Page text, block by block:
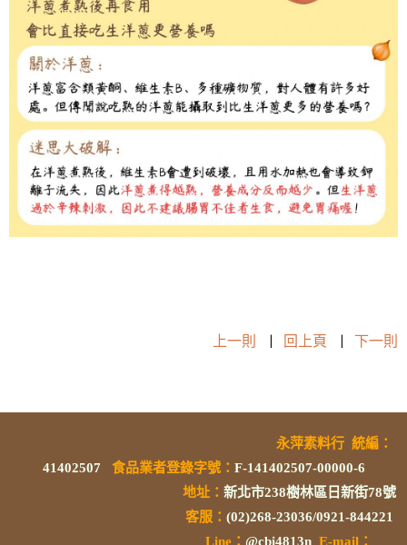
上一則 | 回上頁 | 下一則
永萍素料行 統編 ：
41402507
食品業者登錄字號： F-141402507-00000-6
地址： 新北市238樹林區日新街78號
客服： (02)268-23036/0921-844221
Line： @cbi4813n E-mail：